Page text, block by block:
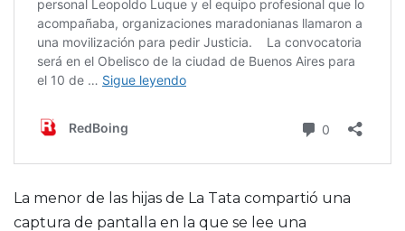
La menor de las hijas de La Tata compartió una
captura de pantalla en la que se lee una